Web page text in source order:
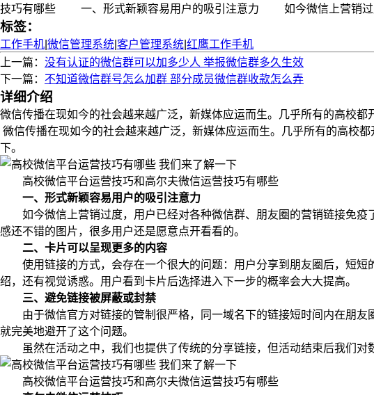
技巧有哪些 一、形式新颖容易用户的吸引注意力 如今微信上营销过
标签：
工作手机 微信管理系统 客户管理系统 红鹰工作手机
上一篇： 没有认证的微信群可以加多少人 举报微信群多久生效
下一篇： 不知道微信群号怎么加群 部分成员微信群收款怎么弄
详细介绍
微信传播在现如今的社会越来越广泛，新媒体应运而生。几乎所有的高校
微信传播在现如今的社会越来越广泛，新媒体应运而生。几乎所有的高校
下。
高校微信平台运营技巧和高尔夫微信运营技巧有哪些
一、形式新颖容易用户的吸引注意力
如今微信上营销过度，用户已经对各种微信群、朋友圈的营销链接免疫
感还不错的图片，很多用户还是愿意点开看看的。
二、卡片可以呈现更多的内容
使用链接的方式，会存在一个很大的问题：用户分享到朋友圈后，短短
绍，还有视觉诱惑。用户看到卡片后选择进入下一步的概率会大大提高。
三、避免链接被屏蔽或封禁
由于微信官方对链接的管制很严格，同一域名下的链接短时间内在朋友
就完美地避开了这个问题。
虽然在活动之中，我们也提供了传统的分享链接，但活动结束后我们对
高校微信平台运营技巧和高尔夫微信运营技巧有哪些